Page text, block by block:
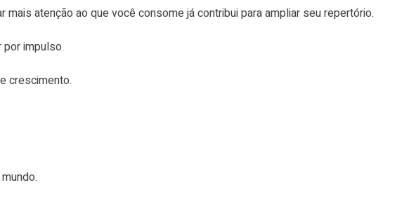
atenção ao que você consome já contribui para ampliar seu repertório.
por impulso.
crescimento.